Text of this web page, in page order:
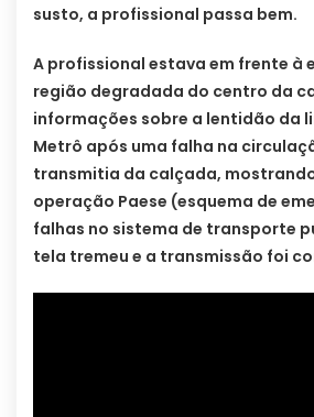
susto, a profissional passa bem.
A profissional estava em frente à
região degradada do centro da
informações sobre a lentidão da
Metrô após uma falha na
transmitia da calçada,
operação Paese (esquema de
falhas no sistema de transporte
tela tremeu e a transmissão foi